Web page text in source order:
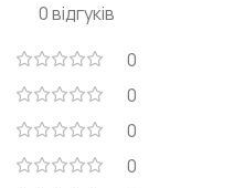
0 відгуків
0
0
0
0